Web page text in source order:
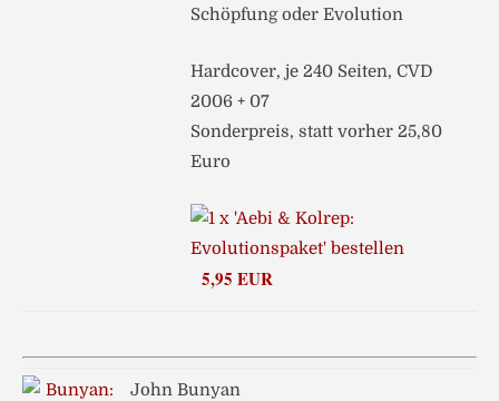
Schöpfung oder Evolution
Hardcover, je 240 Seiten, CVD
2006 + 07
Sonderpreis, statt vorher 25,80
Euro
5,95 EUR
John Bunyan